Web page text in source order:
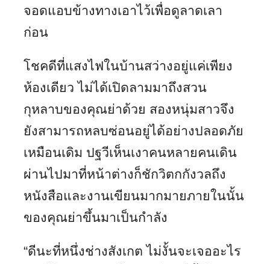
จอดแอบข้างทางเอาไว้เพื่อดูลาดเลา
ก่อน
โชคดีที่แสงไฟในบ้านสว่างอยู่แค่เพียง
ห้องเดียว ไม่ได้เปิดลามมาถึงสวน
กุหลาบของคุณย่าด้วย สองหนุ่มสาวจึง
ยังสามารถหลบซ่อนอยู่ได้อย่างปลอดภัย
เหมือนเดิม ปฐวีเห็นเงาคนหลายคนเดิน
ผ่านไปมาที่หน้าต่างก็ชักวิตกกังวลถึง
หนังสือและงานเขียนมากมายภายในนั้น
ของคุณย่าขึ้นมาเป็นกำลัง
“ดีนะที่หนึ่งช่างสังเกต ไม่งั้นจะเจออะไร